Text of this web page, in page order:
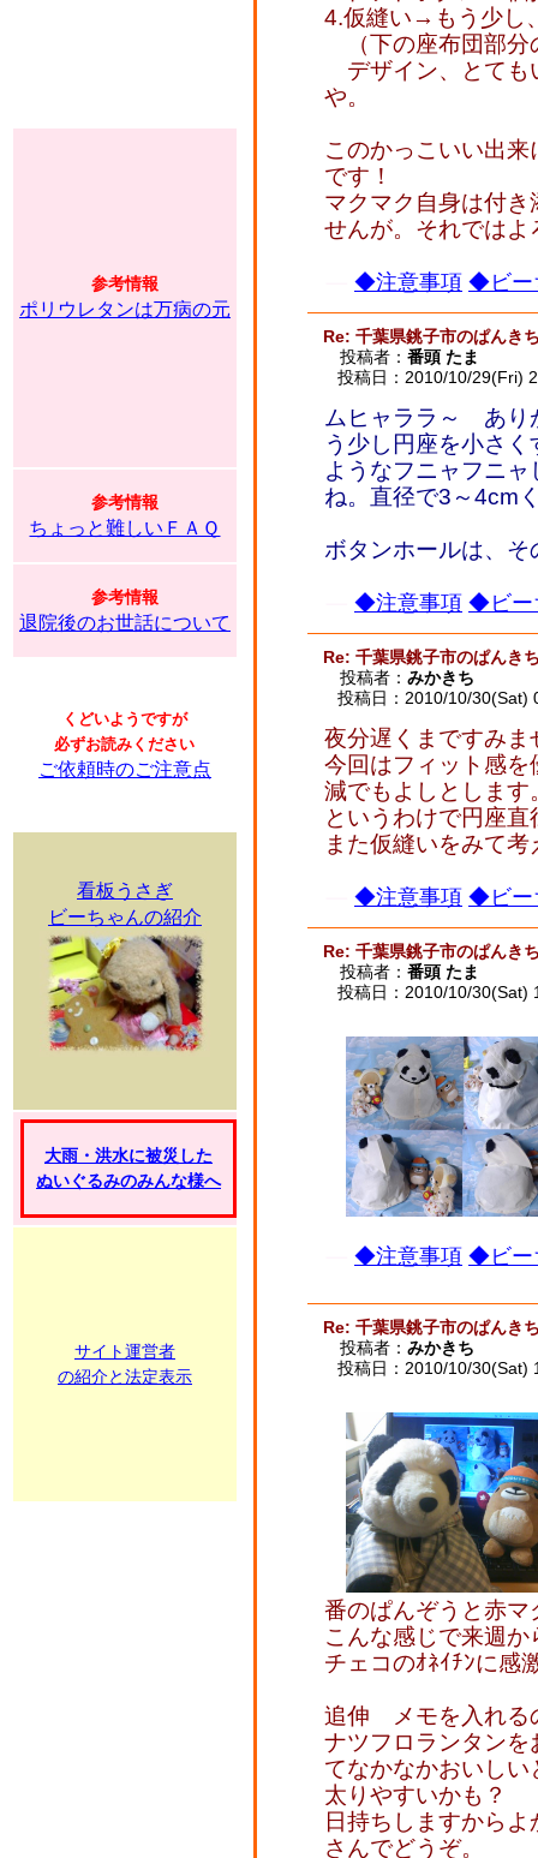
参考情報
ポリウレタンは万病の元
参考情報
ちょっと難しいＦＡＱ
参考情報
退院後のお世話について
くどいようですが
必ずお読みください
ご依頼時のご注意点
看板うさぎ
ビーちゃんの紹介
大雨・洪水に被災した
ぬいぐるみのみんな様へ
サイト運営者
の紹介と法定表示
4.仮縫い→もう少し
（下の座布団部分
デザイン、とても
や。
このかっこいい出
です！
マクマク自身は付
せんが。それでは
◆注意事項 ◆ビー
Re: 千葉県銚子市のぱんき
投稿者： 番頭 たま
投稿日：2010/10/29(Fri)
ムヒャララ～ あり
う少し円座を小さ
ようなフニャフニ
ね。直径で3～4cm
ボタンホールは、
◆注意事項 ◆ビー
Re: 千葉県銚子市のぱんき
投稿者： みかきち
投稿日：2010/10/30(Sat)
夜分遅くまですみま
今回はフィット感
減でもよしとします
というわけで円座
また仮縫いをみて
◆注意事項 ◆ビー
Re: 千葉県銚子市のぱんき
投稿者： 番頭 たま
投稿日：2010/10/30(Sat)
◆注意事項 ◆ビー
Re: 千葉県銚子市のぱんき
投稿者： みかきち
投稿日：2010/10/30(Sat)
番のぱんぞうと赤
こんな感じで来週
チェコのｵﾈｲﾁﾝに感
追伸 メモを入れる
ナツフロランタン
てなかなかおいし
太りやすいかも？
日持ちしますから
さんでどうぞ。